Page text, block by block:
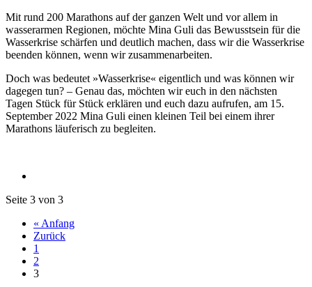
Mit rund 200 Marathons auf der ganzen Welt und vor allem in
wasserarmen Regionen, möchte Mina Guli das Bewusstsein für die
Wasserkrise schärfen und deutlich machen, dass wir die Wasserkrise
beenden können, wenn wir zusammenarbeiten.
Doch was bedeutet »Wasserkrise« eigentlich und was können wir
dagegen tun? – Genau das, möchten wir euch in den nächsten
Tagen Stück für Stück erklären und euch dazu aufrufen, am 15.
September 2022 Mina Guli einen kleinen Teil bei einem ihrer
Marathons läuferisch zu begleiten.
Seite 3 von 3
« Anfang
Zurück
1
2
3